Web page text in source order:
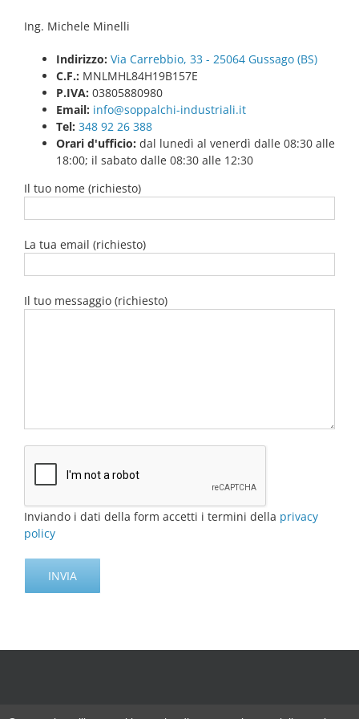
Ing. Michele Minelli
Indirizzo: Via Carrebbio, 33 - 25064 Gussago (BS)
C.F.: MNLMHL84H19B157E
P.IVA: 03805880980
Email: info@soppalchi-industriali.it
Tel: 348 92 26 388
Orari d'ufficio: dal lunedì al venerdì dalle 08:30 alle
18:00; il sabato dalle 08:30 alle 12:30
Il tuo nome (richiesto)
La tua email (richiesto)
Il tuo messaggio (richiesto)
Inviando i dati della form accetti i termini della privacy
policy